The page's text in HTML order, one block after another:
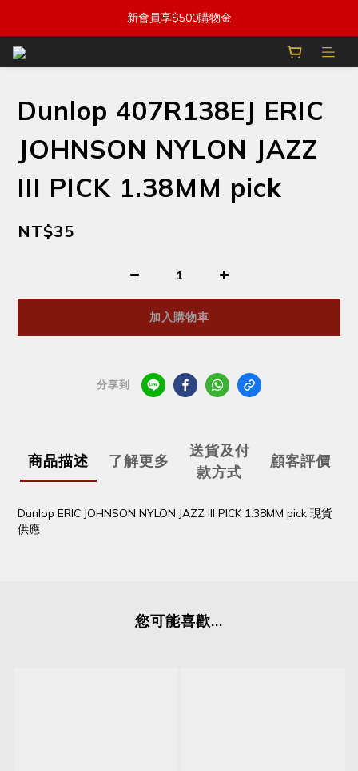
新會員享$500購物金
Dunlop 407R138EJ ERIC
JOHNSON NYLON JAZZ
III PICK 1.38MM pick
NT$35
加入購物車
分享到
商品描述 了解更多
送貨及付
款方式
顧客評價
Dunlop ERIC JOHNSON NYLON JAZZ III PICK 1.38MM pick 現貨
供應
您可能喜歡...